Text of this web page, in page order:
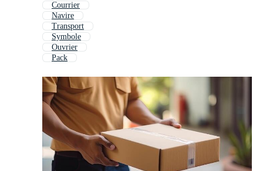
Courrier
Navire
Transport
Symbole
Ouvrier
Pack